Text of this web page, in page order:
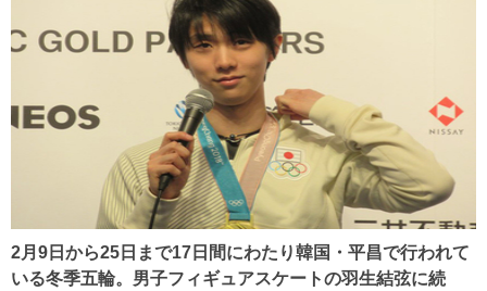
2月9日から25日まで17日間にわたり韓国・平昌で行われて
いる冬季五輪。男子フィギュアスケートの羽生結弦に続